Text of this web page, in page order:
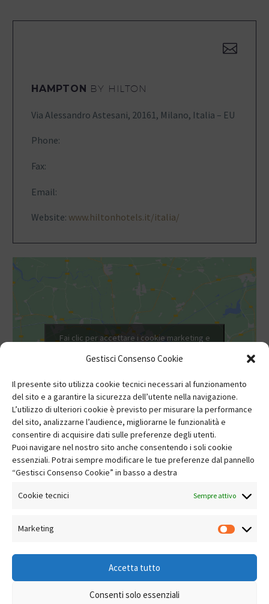
Gestisci Consenso Cookie
Il presente sito utilizza cookie tecnici necessari al funzionamento
del sito e a garantire la sicurezza dell’utente nella navigazione.
L’utilizzo di ulteriori cookie è previsto per misurare la performance
del sito, analizzarne l’audience, migliorarne le funzionalità e
consentire di acquisire dati sulle preferenze degli utenti.
Puoi navigare nel nostro sito anche consentendo i soli cookie
essenziali. Potrai sempre modificare le tue preferenze dal pannello
“Gestisci Consenso Cookie” in basso a destra
Cookie tecnici Sempre attivo
Marketing
Accetta tutto
Consenti solo essenziali


HAMPTON BY HILTON
Via Alessandro Astesani, 20161, Milano, Italia – EU
Phone:
Fax:
Email:
Website: www.hiltonhotels.it/italia/
Fai clic per accettare i cookie marketing e